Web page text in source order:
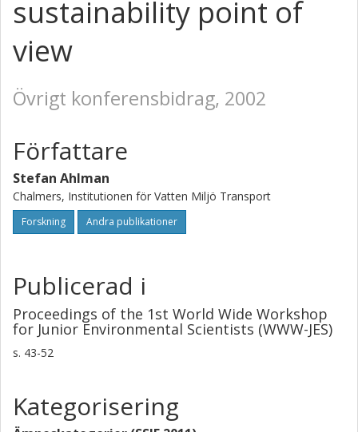
sustainability point of
view
Övrigt konferensbidrag, 2002
Författare
Stefan Ahlman
Chalmers, Institutionen för Vatten Miljö Transport
Forskning Andra publikationer
Publicerad i
Proceedings of the 1st World Wide Workshop
for Junior Environmental Scientists (WWW-JES)
s. 43-52
Kategorisering